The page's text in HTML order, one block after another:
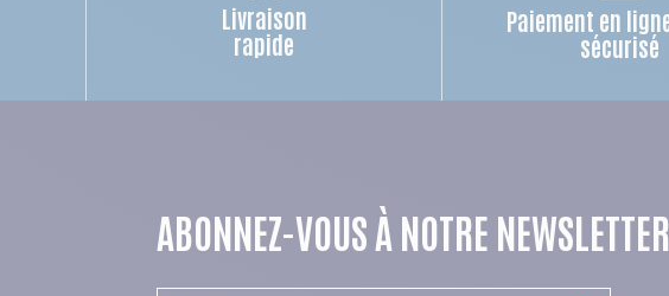
Livraison
rapide
Paiement en
sécurisé
ABONNEZ-VOUS À NOTRE NEWSLETTER